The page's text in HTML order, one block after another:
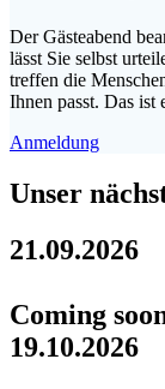
Der Gästeabend
lässt Sie selbst
treffen die
Ihnen passt. Das ist
Anmeldung
Unser
21.09.2026
Coming
19.10.2026